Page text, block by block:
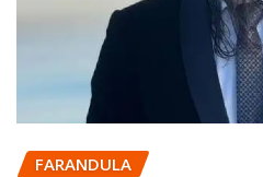
FARANDULA